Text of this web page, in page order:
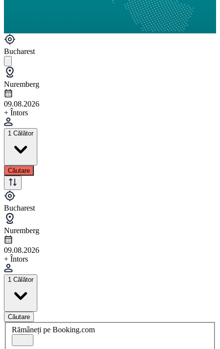
Bucharest
Nuremberg
09.08.2026
+ Întors
1 Călător
Căutare
Bucharest
Nuremberg
09.08.2026
+ Întors
1 Călător
Căutare
Rămâneți pe Booking.com